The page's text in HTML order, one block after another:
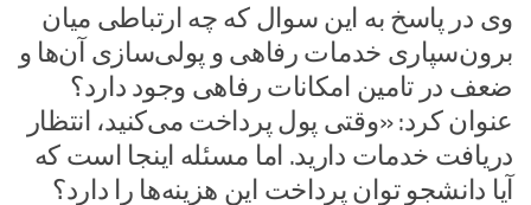
وی در پاسخ به این سوال که چه ارتباطی میان
برون‌سپاری خدمات رفاهی و پولی‌سازی آن‌ها و
ضعف در تامین امکانات رفاهی وجود دارد؟
عنوان کرد: «وقتی پول پرداخت می‌کنید، انتظار
دریافت خدمات دارید. اما مسئله اینجا است که
آیا دانشجو توان پرداخت این هزینه‌ها را دارد؟